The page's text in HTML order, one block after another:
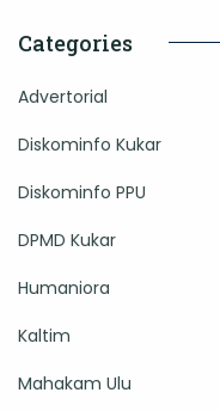
Categories
Advertorial
Diskominfo Kukar
Diskominfo PPU
DPMD Kukar
Humaniora
Kaltim
Mahakam Ulu